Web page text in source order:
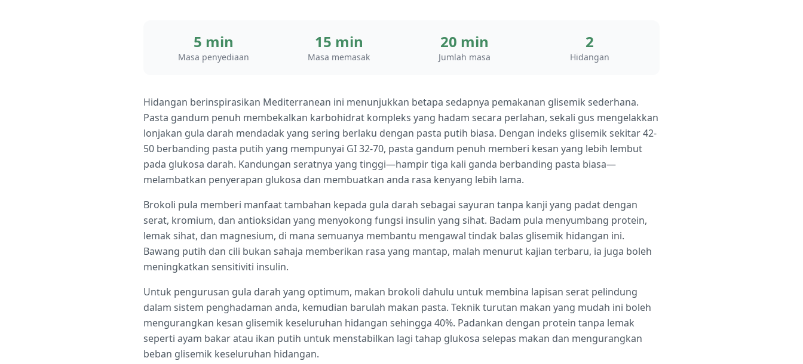
5 min
Masa penyediaan
15 min
Masa memasak
20 min
Jumlah masa
2
Hidangan
Hidangan berinspirasikan Mediterranean ini menunjukkan betapa sedapnya pemakanan glisemik sederhana.
Pasta gandum penuh membekalkan karbohidrat kompleks yang hadam secara perlahan, sekali gus mengelakkan
lonjakan gula darah mendadak yang sering berlaku dengan pasta putih biasa. Dengan indeks glisemik sekitar 42-
50 berbanding pasta putih yang mempunyai GI 32-70, pasta gandum penuh memberi kesan yang lebih lembut
pada glukosa darah. Kandungan seratnya yang tinggi—hampir tiga kali ganda berbanding pasta biasa—
melambatkan penyerapan glukosa dan membuatkan anda rasa kenyang lebih lama.
Brokoli pula memberi manfaat tambahan kepada gula darah sebagai sayuran tanpa kanji yang padat dengan
serat, kromium, dan antioksidan yang menyokong fungsi insulin yang sihat. Badam pula menyumbang protein,
lemak sihat, dan magnesium, di mana semuanya membantu mengawal tindak balas glisemik hidangan ini.
Bawang putih dan cili bukan sahaja memberikan rasa yang mantap, malah menurut kajian terbaru, ia juga boleh
meningkatkan sensitiviti insulin.
Untuk pengurusan gula darah yang optimum, makan brokoli dahulu untuk membina lapisan serat pelindung
dalam sistem penghadaman anda, kemudian barulah makan pasta. Teknik turutan makan yang mudah ini boleh
mengurangkan kesan glisemik keseluruhan hidangan sehingga 40%. Padankan dengan protein tanpa lemak
seperti ayam bakar atau ikan putih untuk menstabilkan lagi tahap glukosa selepas makan dan mengurangkan
beban glisemik keseluruhan hidangan.